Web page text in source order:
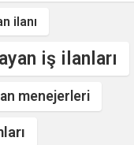
ilanı
iş ilanları
menejerleri